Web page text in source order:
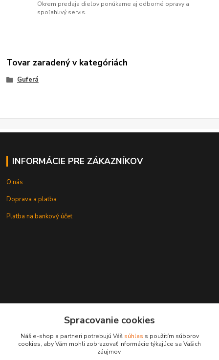
Okrem predaja dielov ponúkame aj odborné opravy a
spoľahlivý servis.
Tovar zaradený v kategóriách
Guferá
INFORMÁCIE PRE ZÁKAZNÍKOV
O nás
Doprava a platba
Platba na bankový účet
leksunsro@gmail.com
Spracovanie cookies
Náš e-shop a partneri potrebujú Váš súhlas s použitím súborov
cookies, aby Vám mohli zobrazovať informácie týkajúce sa Vašich
záujmov.